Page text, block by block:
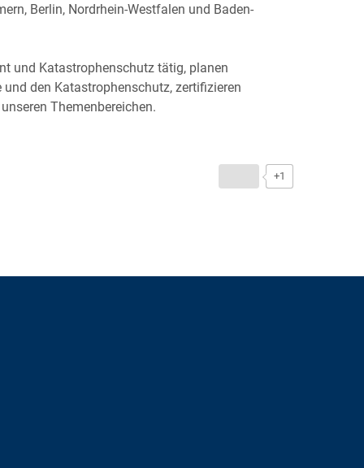
Berlin, Nordrhein-Westfalen und Baden-
und Katastrophenschutz tätig, planen
den Katastrophenschutz, zertifizieren
Themenbereichen.
+1